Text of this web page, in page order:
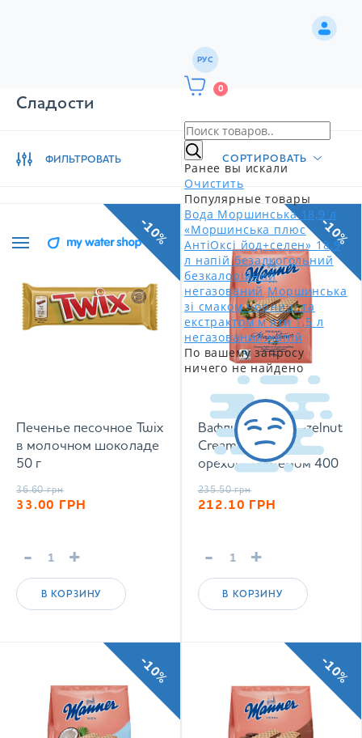
РУС
0
Ранее вы искали
Очистить
Популярные товары
Вода Моршинська 18,9 л
«Моршинська плюс
АнтіОксі йод+селен» 18,9
л напій безалкогольний
безкалорійний
негазований Моршинська
зі смаком чорниці та
екстрактом м'яти 1,5 л
негазований напій
По вашему запросу
ничего не найдено
Сладости
ФИЛЬТРОВАТЬ СОРТИРОВАТЬ
Печенье песочное Twix
в молочном шоколаде
50 г
36.60 грн
33.00 ГРН
- +
В КОРЗИНУ
-10%
Вафли Manner Hazelnut
Cream Filled с
ореховым кремом 400
235.50 грн
212.10 ГРН
- +
В КОРЗИНУ
-10%
-10% -10%